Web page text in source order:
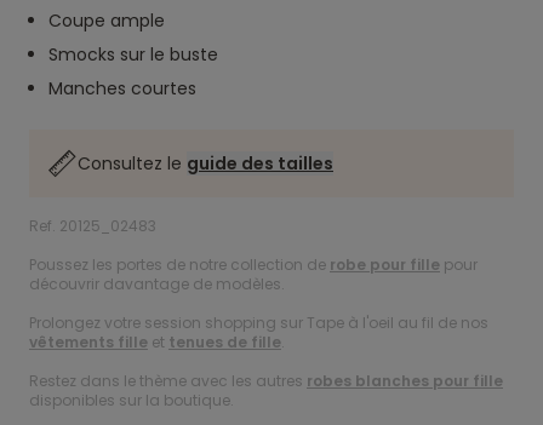
Coupe ample
Smocks sur le buste
Manches courtes
Consultez le guide des tailles
Ref. 20125_02483
Poussez les portes de notre collection de robe pour fille pour
découvrir davantage de modèles.
Prolongez votre session shopping sur Tape à l'oeil au fil de nos
vêtements fille et tenues de fille.
Restez dans le thème avec les autres robes blanches pour fille
disponibles sur la boutique.